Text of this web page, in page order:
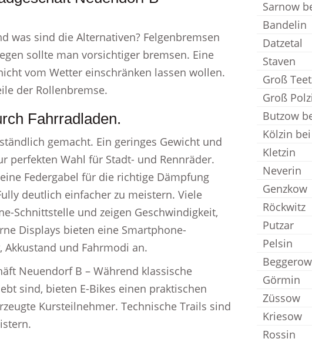
was sind die Alternativen? Felgenbremsen
sollte man vorsichtiger bremsen. Eine
vom Wetter einschränken lassen wollen.
der Rollenbremse.
Fahrradladen.
gemacht. Ein geringes Gewicht und
perfekten Wahl für Stadt- und Rennräder.
Federgabel für die richtige Dämpfung
deutlich einfacher zu meistern. Viele
Schnittstelle und zeigen Geschwindigkeit,
Displays bieten eine Smartphone-
und Fahrmodi an.
Neuendorf B – Während klassische
sind, bieten E-Bikes einen praktischen
Kursteilnehmer. Technische Trails sind
Sarnow
Bandelin
Datzetal
Staven
Groß
Groß
Butzow
Kölzin
Kletzin
Neverin
Genzkow
Röckwitz
Putzar
Pelsin
Beggerow
Görmin
Züssow
Kriesow
Rossin